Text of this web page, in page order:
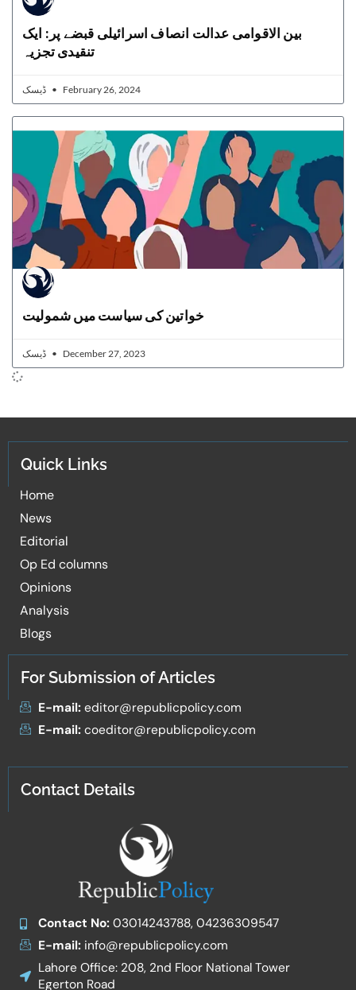
بین الاقوامی عدالت انصاف اسرائیلی قبضے پر: ایک
تنقیدی تجزیہ
February 26, 2024
خواتین کی سیاست میں شمولیت
December 27, 2023
Quick Links
Home
News
Editorial
Op Ed columns
Opinions
Analysis
Blogs
For Submission of Articles
E-mail:editor@republicpolicy.com
E-mail:coeditor@republicpolicy.com
Contact Details
Contact No:03014243788, 04236309547
E-mail:info@republicpolicy.com
Lahore Office: 208, 2nd Floor National Tower
Egerton Road